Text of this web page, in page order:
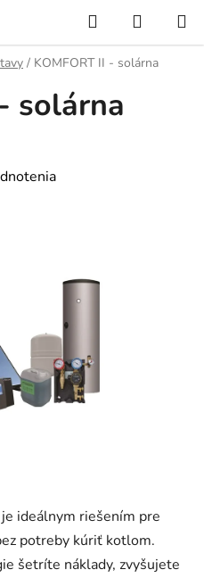
Hľadať
KOŠÍK
/ KOMFORT II - solárna
ideálnym riešením pre
potreby kúriť kotlom.
šetríte náklady, zvyšujete
solárna